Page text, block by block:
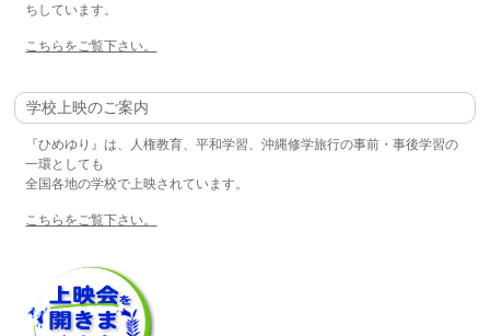
ちしています。
こちらをご覧下さい。
学校上映のご案内
『ひめゆり』は、人権教育、平和学習、沖縄修学旅行の事前・事後学習の
一環としても
全国各地の学校で上映されています。
こちらをご覧下さい。